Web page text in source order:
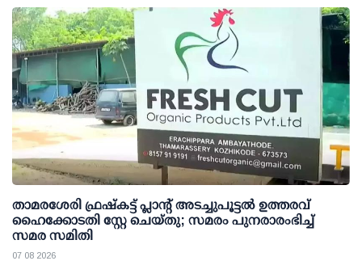
താമരശേരി ഫ്രഷ്കട്ട് പ്ലാന്റ് അടച്ചുപൂട്ടൽ ഉത്തരവ്
ഹൈക്കോടതി സ്റ്റേ ചെയ്തു; സമരം പുനരാരംഭിച്ച്
സമര സമിതി
07 08 2026